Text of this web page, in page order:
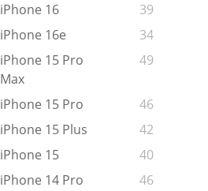
iPhone 16
39
iPhone 16e
34
iPhone 15 Pro
Max
49
iPhone 15 Pro
46
iPhone 15 Plus
42
iPhone 15
40
iPhone 14 Pro
46